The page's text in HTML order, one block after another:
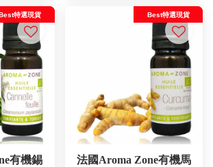
特選現貨
有機錫
Best特選現貨
法國Aroma Zone有機馬